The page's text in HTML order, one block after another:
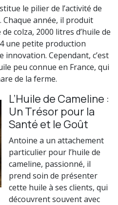
le pilier de l’activité de
année, il produit
colza, 2000 litres d’huile de
une petite production
innovation. Cependant, c’est
peu connue en France, qui
de la ferme.
L’Huile de Cameline :
Un Trésor pour la
Santé et le Goût
Antoine a un attachement
particulier pour l’huile de
cameline, passionné, il
prend soin de présenter
cette huile à ses clients, qui
découvrent souvent avec